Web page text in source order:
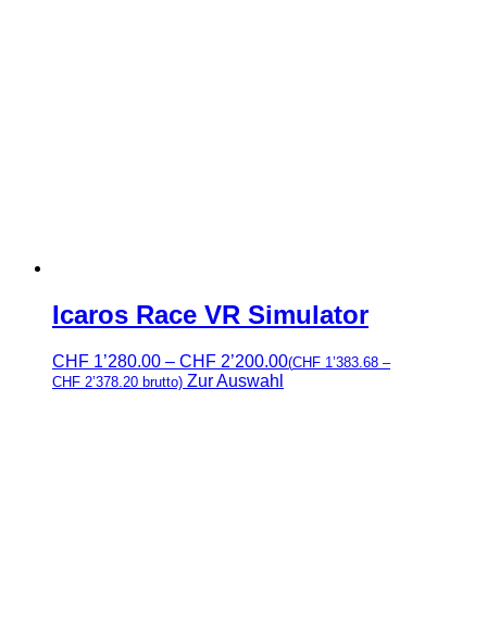
Icaros Race VR Simulator
CHF 1’280.00 – CHF 2’200.00Preisspanne:
(CHF 1’383.68 –
CHF 2’378.20 brutto) Zur Auswahl